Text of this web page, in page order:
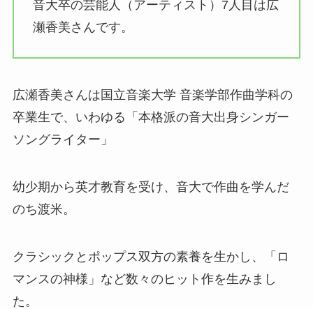
音大卒の芸能人（アーティスト）7人目は広
瀬香美さんです。
広瀬香美さんは国立音楽大学 音楽学部作曲学科の
卒業生で、いわゆる「本格派の音大出身シンガー
ソングライター」
幼少期から英才教育を受け、音大で作曲を学んだ
のち渡米。
クラシックとポップス双方の素養を生かし、「ロ
マンスの神様」など数々のヒット作を生みまし
た。